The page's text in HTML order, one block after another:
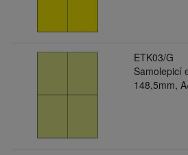
ETK03/G
Samolepicí
148,5mm,